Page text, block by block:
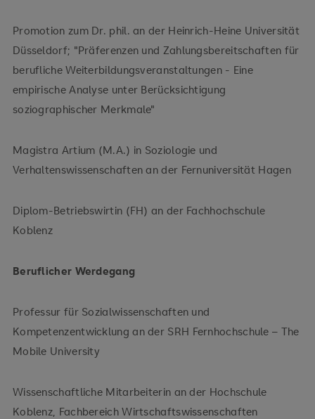
Promotion zum Dr. phil. an der Heinrich-Heine Universität
Düsseldorf; "Präferenzen und Zahlungsbereitschaften für
berufliche Weiterbildungsveranstaltungen - Eine
empirische Analyse unter Berücksichtigung
soziographischer Merkmale"
Magistra Artium (M.A.) in Soziologie und
Verhaltenswissenschaften an der Fernuniversität Hagen
Diplom-Betriebswirtin (FH) an der Fachhochschule
Koblenz
Beruflicher Werdegang
Professur für Sozialwissenschaften und
Kompetenzentwicklung an der SRH Fernhochschule – The
Mobile University
Wissenschaftliche Mitarbeiterin an der Hochschule
Koblenz, Fachbereich Wirtschaftswissenschaften